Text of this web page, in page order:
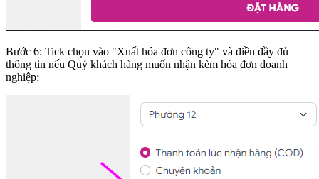
Bước 6: Tick chọn vào "Xuất hóa đơn công ty" và điền đầy đủ
thông tin nếu Quý khách hàng muốn nhận kèm hóa đơn doanh
nghiệp: